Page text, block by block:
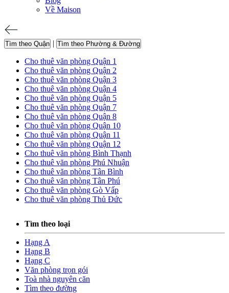
Về Maison
Tìm theo Quận | Tìm theo Phường & Đường
Cho thuê văn phòng Quận 1
Cho thuê văn phòng Quận 2
Cho thuê văn phòng Quận 3
Cho thuê văn phòng Quận 4
Cho thuê văn phòng Quận 5
Cho thuê văn phòng Quận 7
Cho thuê văn phòng Quận 8
Cho thuê văn phòng Quận 10
Cho thuê văn phòng Quận 11
Cho thuê văn phòng Quận 12
Cho thuê văn phòng Bình Thạnh
Cho thuê văn phòng Phú Nhuận
Cho thuê văn phòng Tân Bình
Cho thuê văn phòng Tân Phú
Cho thuê văn phòng Gò Vấp
Cho thuê văn phòng Thủ Đức
Tìm theo loại
Hạng A
Hạng B
Hạng C
Văn phòng trọn gói
Toà nhà nguyên căn
Tìm theo đường